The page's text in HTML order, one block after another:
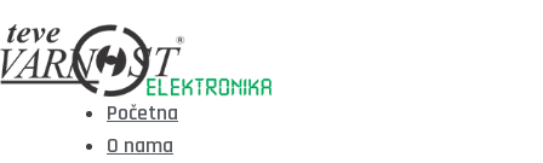
Početna
O nama